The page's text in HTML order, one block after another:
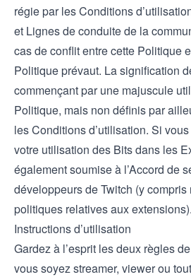
régie par lesConditions
et Lignes de conduite de la
cas de conflit entre cette Politique
Politique prévaut. La signification
commençant par une majuscule
Politique, mais non définis par
les Conditions d’utilisation. Si
votre utilisation des Bits dans les
également soumise à l’Accord de
développeursde Twitch (y compris
politiques relatives aux extensions).
Instructions d’utilisation
Gardez à l’esprit les deux règles
vous soyez streamer, viewer ou